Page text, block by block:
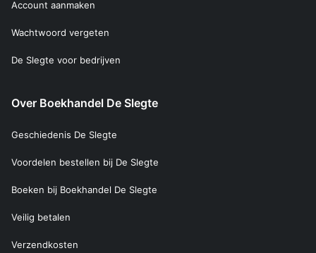
Account aanmaken
Wachtwoord vergeten
De Slegte voor bedrijven
Over Boekhandel De Slegte
Geschiedenis De Slegte
Voordelen bestellen bij De Slegte
Boeken bij Boekhandel De Slegte
Veilig betalen
Verzendkosten